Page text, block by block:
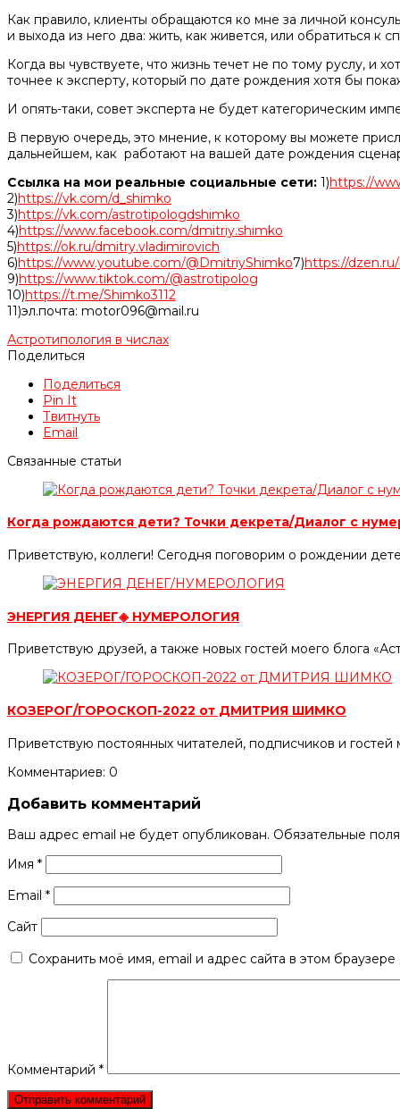
Как правило, клиенты обращаются ко мне за личной
и выхода из него два: жить, как живется, или обратиться к
Когда вы чувствуете, что жизнь течет не по тому руслу, и
точнее к эксперту, который по дате рождения хотя бы
И опять-таки, совет эксперта не будет категорическим
В первую очередь, это мнение, к которому вы можете
дальнейшем, как работают на вашей дате рождения
Ссылка на мои реальные социальные сети: 1)https://
2)https://vk.com/d_shimko
3)https://vk.com/astrotipologdshimko
4)https://www.facebook.com/dmitriy.shimko
5)https://ok.ru/dmitry.vladimirovich
6)https://www.youtube.com/@DmitriyShimko7)https://
9)https://www.tiktok.com/@astrotipolog
10)https://t.me/Shimko3112
11)эл.почта: motor096@mail.ru
Астротипология в числах
Поделиться
Поделиться
Pin It
Твитнуть
Email
Связанные статьи
Когда рождаются дети? Точки декрета/Диалог с
Приветствую, коллеги! Сегодня поговорим о рождении
ЭНЕРГИЯ ДЕНЕГ◈ НУМЕРОЛОГИЯ
Приветствую друзей, а также новых гостей моего блога
КОЗЕРОГ/ГОРОСКОП-2022 от ДМИТРИЯ ШИМКО
Приветствую постоянных читателей, подписчиков и
Комментариев: 0
Добавить комментарий
Ваш адрес email не будет опубликован. Обязательные
Имя *
Email *
Сайт
Сохранить моё имя, email и адрес сайта в этом
Комментарий *